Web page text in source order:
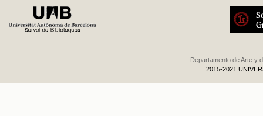
Departamento de Arte y
2015-2021